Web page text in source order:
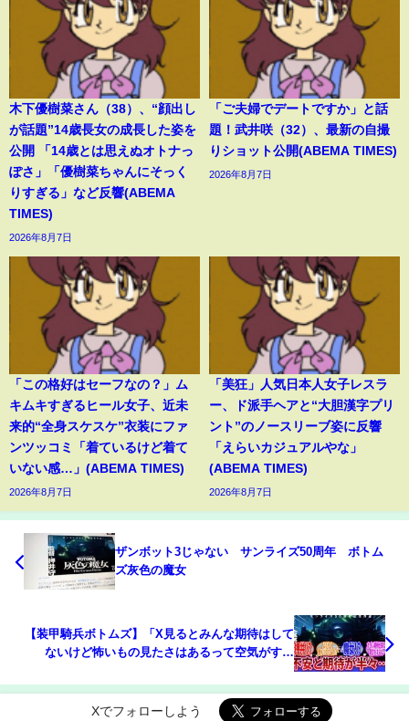
木下優樹菜さん（38）、“顔出し
が話題”14歳長女の成長した姿を
公開 「14歳とは思えぬオトナっ
ぽさ」「優樹菜ちゃんにそっく
りすぎる」など反響(ABEMA
TIMES)
2026年8月7日
「ご夫婦でデートですか」と話
題！武井咲（32）、最新の自撮
りショット公開(ABEMA TIMES)
2026年8月7日
「この格好はセーフなの？」ム
キムキすぎるヒール女子、近未
来的“全身スケスケ”衣装にファ
ンツッコミ「着ているけど着て
いない感…」(ABEMA TIMES)
2026年8月7日
「美狂」人気日本人女子レスラ
ー、ド派手ヘアと“大胆漢字プリ
ント”のノースリーブ姿に反響
「えらいカジュアルやな」
(ABEMA TIMES)
2026年8月7日
ザンボット3じゃない サンライズ50周年 ボトム
ズ灰色の魔女
【装甲騎兵ボトムズ】「X見るとみんな期待はして
ないけど怖いもの見たさはあるって空気がすご
Xでフォローしよう